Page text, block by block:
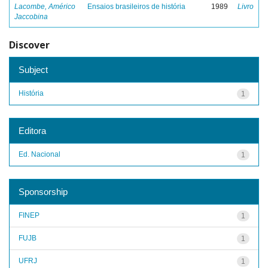
Lacombe, Américo
Jaccobina
Ensaios brasileiros de história 1989 Livro
Discover
Subject
1
História
Editora
1
Ed. Nacional
Sponsorship
1
FINEP
1
FUJB
1
UFRJ